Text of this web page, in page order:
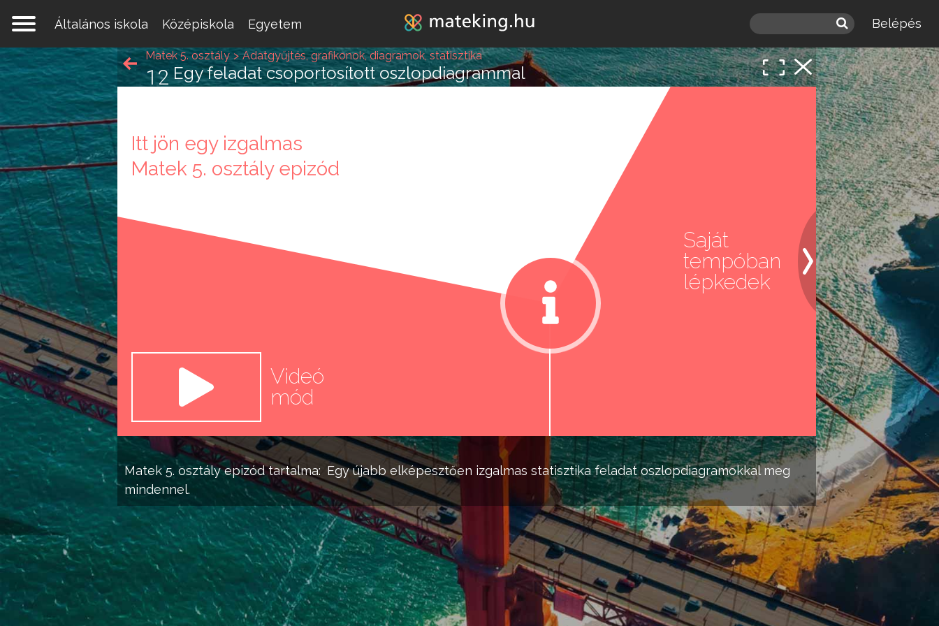
Jump to navigation
Általános iskola
Középiskola Egyetem Belépés
Matek 5. osztályepizód tartalma: Egy újabb elképesztően izgalmas statisztikafeladat oszlopdiagramokkal meg
mindennel.
Matek 5. osztály Adatgyűjtés, grafikonok, diagramok, statisztika
Egy feladat csoportosított oszlopdiagrammal
12
Itt jön egy izgalmas
Matek 5. osztály epizód
Videó
mód
Saját
tempóban
lépkedek
Egy lépésre vagy attól, hogy a
matek melléd álljon és ne eléd.
REGISZTRÁLOK/BELÉPEK